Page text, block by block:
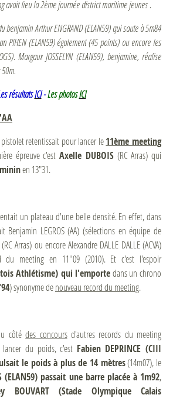
avait lieula 2ème journée district maritime jeunes .
benjamin Arthur ENGRAND (ELAN59) qui saute à 5m84
PIHEN (ELAN59) également (45 points) ou encore les
Margaux JOSSELYN (ELAN59), benjamine, réalise
résultatsICI-Les photosICI
retentissait pour lancer le11ème meeting
épreuve c'estAxelle DUBOIS(RC Arras) qui
en 13"31.
un plateau d'une belle densité. En effet, dans
Benjamin LEGROS (AA) (sélections en équipe de
Arras) ou encore Alexandre DALLE DALLE (ACVA)
du meeting en 11''09 (2010). Et c'est l'espoir
Athlétisme) qui l'emportedans un chrono
) synonyme denouveau record du meeting.
côtédes concoursd'autres records du meeting
du poids, c'est Fabien DEPRINCE (CIII
le poids à plus de 14 mètres(14m07), le
(ELAN59) passait une barre placée à 1m92,
BOUVART (Stade Olympique Calais